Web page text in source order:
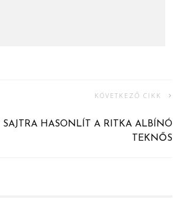
KÖVETKEZŐ CIKK
SAJTRA HASONLÍT A RITKA ALBÍNÓ
TEKNŐS